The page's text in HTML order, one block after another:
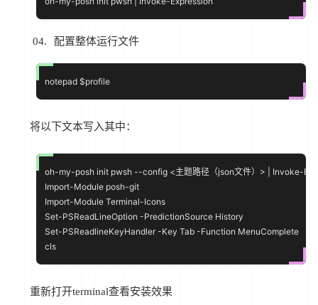
配置整体运行文件
将以下文本写入其中：
oh-my-posh init pwsh --config <主题路径（json文件）> | Invoke-
Import-Module posh-git
Import-Module Terminal-Icons
Set-PSReadLineOption -PredictionSource History
Set-PSReadlineKeyHandler -Key Tab -Function MenuComplete
重新打开terminal查看安装效果